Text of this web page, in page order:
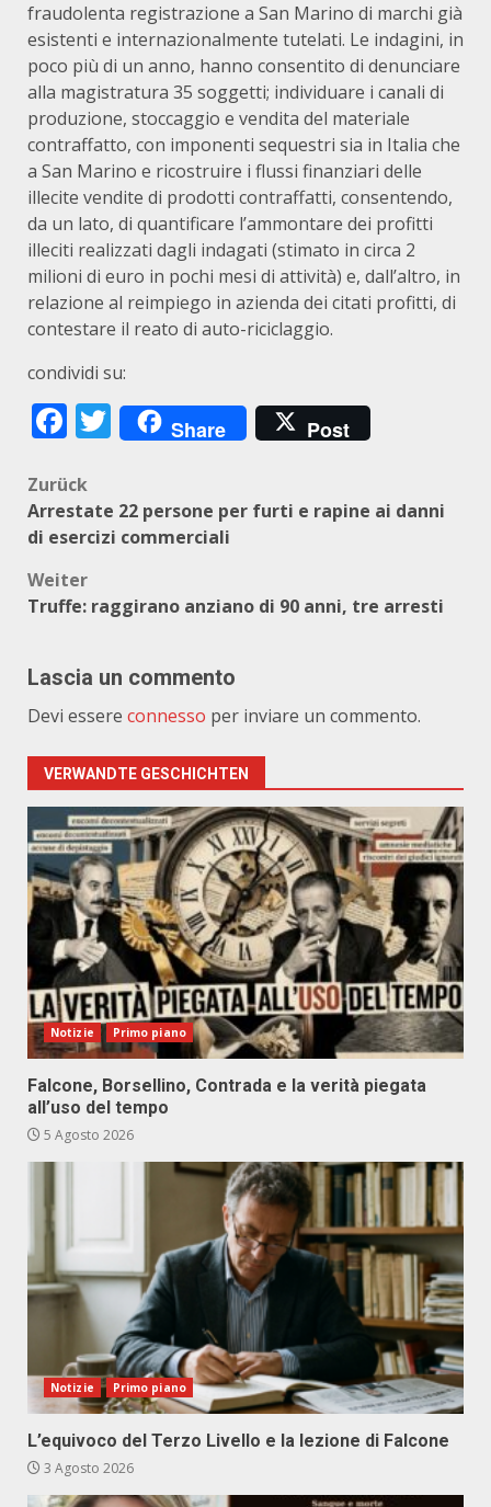
fraudolenta registrazione a San Marino di marchi già
esistenti e internazionalmente tutelati. Le indagini, in
poco più di un anno, hanno consentito di denunciare
alla magistratura 35 soggetti; individuare i canali di
produzione, stoccaggio e vendita del materiale
contraffatto, con imponenti sequestri sia in Italia che
a San Marino e ricostruire i flussi finanziari delle
illecite vendite di prodotti contraffatti, consentendo,
da un lato, di quantificare l’ammontare dei profitti
illeciti realizzati dagli indagati (stimato in circa 2
milioni di euro in pochi mesi di attività) e, dall’altro, in
relazione al reimpiego in azienda dei citati profitti, di
contestare il reato di auto-riciclaggio.
condividi su:
Facebook
Twitter
Share Post
Beitragsnavigation
Zurück
Arrestate 22 persone per furti e rapine ai danni
di esercizi commerciali
Weiter
Truffe: raggirano anziano di 90 anni, tre arresti
Lascia un commento
Devi essere connesso per inviare un commento.
VERWANDTE GESCHICHTEN
Notizie Primo piano
Falcone, Borsellino, Contrada e la verità piegata
all’uso del tempo
5 Agosto 2026
Notizie Primo piano
L’equivoco del Terzo Livello e la lezione di Falcone
3 Agosto 2026